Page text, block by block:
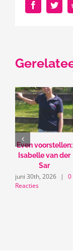
Facebook
Even voorstellen:
Isabelle van der
Sar
juni 30th, 2026 |
0
Reacties